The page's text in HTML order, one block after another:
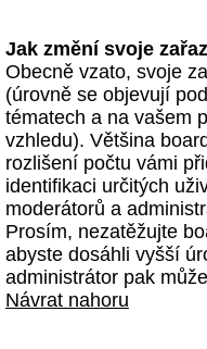
Jak změní svoje
Obecně vzato, svoje
(úrovně se objevují
tématech a na vašem
vzhledu). Většina
rozlišení počtu vámi
identifikaci určitých
moderátorů a
Prosím, nezatěžujte
abyste dosáhli vyšší
administrátor pak
Návrat nahoru